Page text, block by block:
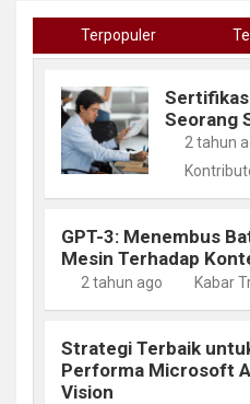
Terpopuler
Seorang
2 tahun
GPT-3: Menembus
Mesin Terhadap
2 tahun ago Kabar
Strategi Terbaik
Performa Microsoft
Vision